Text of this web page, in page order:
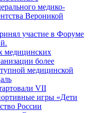
медико-
Вероникой
участие в Форуме
медицинских
более
медицинской
VII
игры «Дети
России